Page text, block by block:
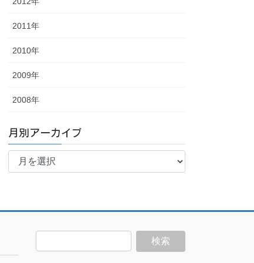
2011年
2010年
2009年
2008年
月別アーカイブ
月